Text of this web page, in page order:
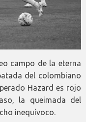
campo de la eterna
del colombiano
Hazard es rojo
la queimada del
inequívoco.